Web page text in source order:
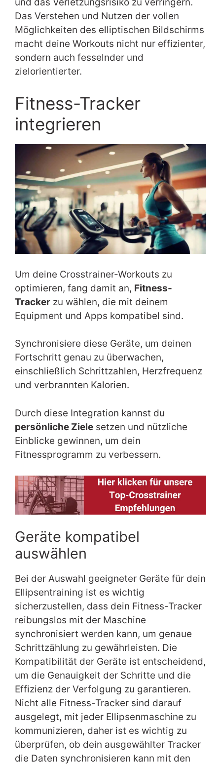
und das Verletzungsrisiko zu verringern.
Das Verstehen und Nutzen der vollen
Möglichkeiten des elliptischen Bildschirms
macht deine Workouts nicht nur effizienter,
sondern auch fesselnder und
zielorientierter.
Fitness-Tracker
integrieren
Um deine Crosstrainer-Workouts zu
optimieren, fang damit an, Fitness-
Tracker zu wählen, die mit deinem
Equipment und Apps kompatibel sind.
Synchronisiere diese Geräte, um deinen
Fortschritt genau zu überwachen,
einschließlich Schrittzahlen, Herzfrequenz
und verbrannten Kalorien.
Durch diese Integration kannst du
persönliche Ziele setzen und nützliche
Einblicke gewinnen, um dein
Fitnessprogramm zu verbessern.
Geräte kompatibel
auswählen
Bei der Auswahl geeigneter Geräte für dein
Ellipsentraining ist es wichtig
sicherzustellen, dass dein Fitness-Tracker
reibungslos mit der Maschine
synchronisiert werden kann, um genaue
Schrittzählung zu gewährleisten. Die
Kompatibilität der Geräte ist entscheidend,
um die Genauigkeit der Schritte und die
Effizienz der Verfolgung zu garantieren.
Nicht alle Fitness-Tracker sind darauf
ausgelegt, mit jeder Ellipsenmaschine zu
kommunizieren, daher ist es wichtig zu
überprüfen, ob dein ausgewählter Tracker
die Daten synchronisieren kann mit den